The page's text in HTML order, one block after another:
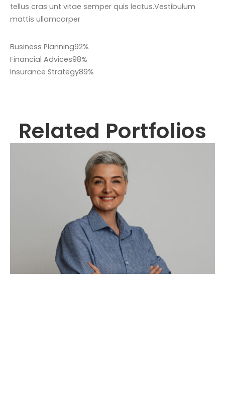
Business Planning92%
Financial Advices98%
Insurance Strategy89%
tellus cras unt vitae semper quis lectus.Vestibulum
mattis ullamcorper
Related Portfolios